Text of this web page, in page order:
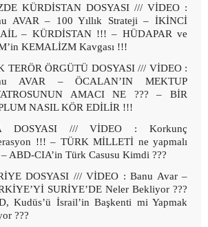
KÜRDİSTAN DOSYASI /// VİDEO :
AVAR – 100 Yıllık Strateji – İKİNCİ
– KÜRDİSTAN !!! – HÜDAPAR ve
KEMALİZM Kavgası !!!
TERÖR ÖRGÜTÜ DOSYASI /// VİDEO :
AVAR – ÖCALAN’IN MEKTUP
AMACI NE ??? – BİR
NASIL KÖR EDİLİR !!!
DOSYASI /// VİDEO : Korkunç
!!! – TÜRK MİLLETİ ne yapmalı
– ABD-CIA’in Türk Casusu Kimdi ???
DOSYASI /// VİDEO : Banu Avar –
SURİYE’DE Neler Bekliyor ???
Kudüs’ü İsrail’in Başkenti mi Yapmak
???